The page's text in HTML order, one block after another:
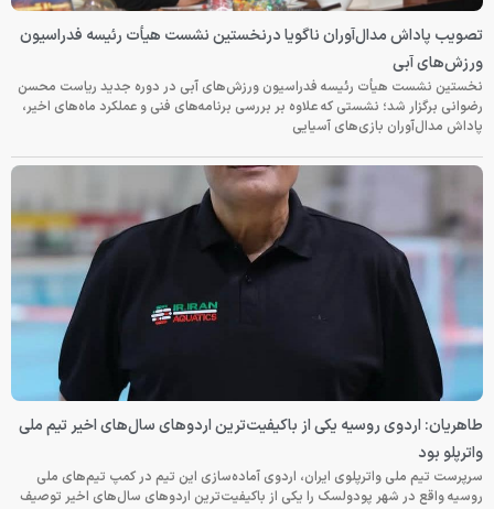
تصویب پاداش مدال‌آوران ناگویا درنخستین نشست هیأت رئیسه فدراسیون
ورزش‌های آبی
نخستین نشست هیأت رئیسه فدراسیون ورزش‌های آبی در دوره جدید ریاست محسن
رضوانی برگزار شد؛ نشستی که علاوه بر بررسی برنامه‌های فنی و عملکرد ماه‌های اخیر،
پاداش مدال‌آوران بازی‌های آسیایی
طاهریان: اردوی روسیه یکی از باکیفیت‌ترین اردوهای سال‌های اخیر تیم ملی
واترپلو بود
سرپرست تیم ملی واترپلوی ایران، اردوی آماده‌سازی این تیم در کمپ تیم‌های ملی
روسیه واقع در شهر پودولسک را یکی از باکیفیت‌ترین اردوهای سال‌های اخیر توصیف